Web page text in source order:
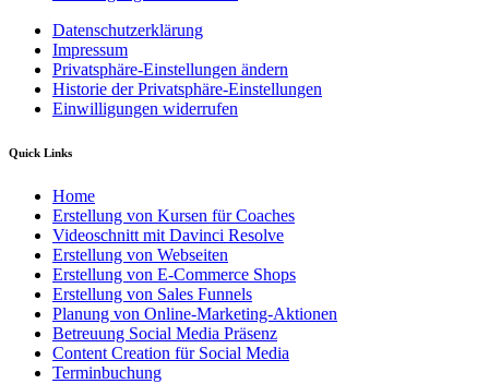
Datenschutzerklärung
Impressum
Privatsphäre-Einstellungen ändern
Historie der Privatsphäre-Einstellungen
Einwilligungen widerrufen
Quick Links
Home
Erstellung von Kursen für Coaches
Videoschnitt mit Davinci Resolve
Erstellung von Webseiten
Erstellung von E-Commerce Shops
Erstellung von Sales Funnels
Planung von Online-Marketing-Aktionen
Betreuung Social Media Präsenz
Content Creation für Social Media
Terminbuchung